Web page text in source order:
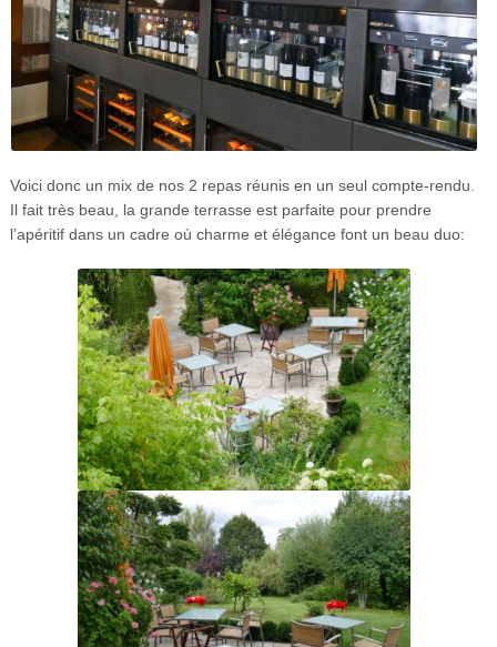
Voici donc un mix de nos 2 repas réunis en un seul compte-rendu.
Il fait très beau, la grande terrasse est parfaite pour prendre
l’apéritif dans un cadre où charme et élégance font un beau duo: